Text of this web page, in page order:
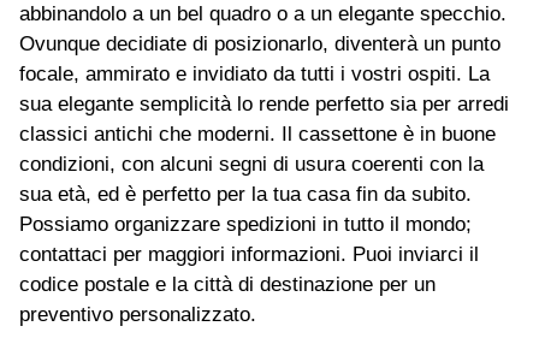
abbinandolo a un bel quadro o a un elegante specchio.
Ovunque decidiate di posizionarlo, diventerà un punto
focale, ammirato e invidiato da tutti i vostri ospiti. La
sua elegante semplicità lo rende perfetto sia per arredi
classici antichi che moderni. Il cassettone è in buone
condizioni, con alcuni segni di usura coerenti con la
sua età, ed è perfetto per la tua casa fin da subito.
Possiamo organizzare spedizioni in tutto il mondo;
contattaci per maggiori informazioni. Puoi inviarci il
codice postale e la città di destinazione per un
preventivo personalizzato.